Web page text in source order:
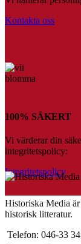
Kontakta oss
100% SÄKERT
Vi värderar din
integritetspolicy:
Integritetspolicy
Historiska Media
historisk litteratur.
Telefon: 046-33